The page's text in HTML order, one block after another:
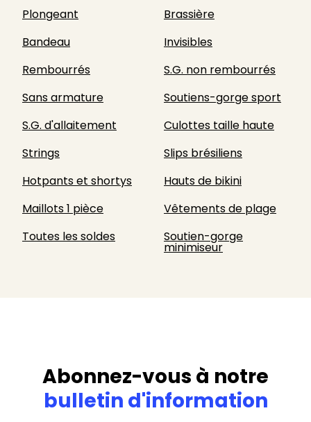
Plongeant
Brassière
Bandeau
Invisibles
Rembourrés
S.G. non rembourrés
Sans armature
Soutiens-gorge sport
S.G. d'allaitement
Culottes taille haute
Strings
Slips brésiliens
Hotpants et shortys
Hauts de bikini
Maillots 1 pièce
Vêtements de plage
Toutes les soldes
Soutien-gorge
minimiseur
Abonnez-vous à notre
bulletin d'information